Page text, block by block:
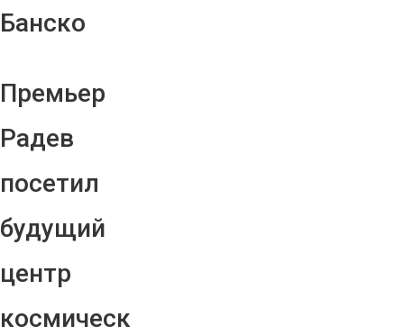
Банско
Премьер
Радев
посетил
будущий
центр
космическ